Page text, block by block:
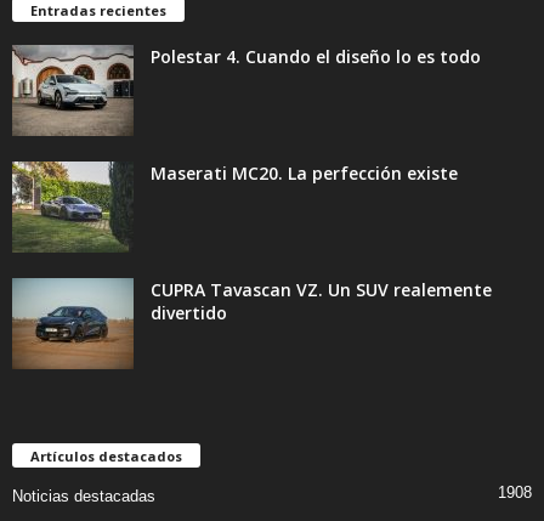
Entradas recientes
Polestar 4. Cuando el diseño lo es todo
Maserati MC20. La perfección existe
CUPRA Tavascan VZ. Un SUV realemente
divertido
Artículos destacados
Noticias destacadas
1908